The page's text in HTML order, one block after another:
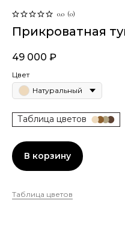
0.0 (0)
Прикроватная
49 000 ₽
Цвет
Натуральный
Таблица цветов
В корзину
Таблица цветов